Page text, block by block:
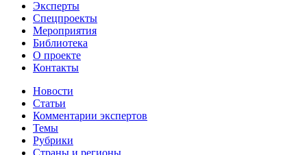
Эксперты
Спецпроекты
Мероприятия
Библиотека
О проекте
Контакты
Новости
Статьи
Комментарии экспертов
Темы
Рубрики
Страны и регионы